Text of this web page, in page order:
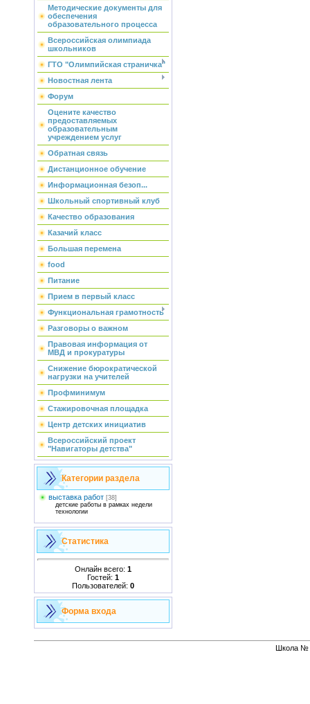
Методические документы для
обеспечения
образовательного процесса
Всероссийская олимпиада
школьников
ГТО "Олимпийская страничка"
Новостная лента
Форум
Оцените качество
предоставляемых
образовательным
учреждением услуг
Обратная связь
Дистанционное обучение
Информационная безоп...
Школьный спортивный клуб
Качество образования
Казачий класс
Большая перемена
food
Питание
Прием в первый класс
Функциональная грамотность
Разговоры о важном
Правовая информация от
МВД и прокуратуры
Снижение бюрократической
нагрузки на учителей
Профминимум
Стажировочная площадка
Центр детских инициатив
Всероссийский проект
"Навигаторы детства"
Категории раздела
выставка работ [38]
детские работы в рамках недели
технологии
Статистика
Онлайн всего: 1
Гостей: 1
Пользователей: 0
Форма входа
Школа №